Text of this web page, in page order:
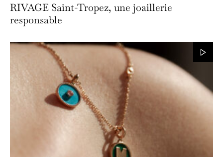
RIVAGE Saint-Tropez, une joaillerie
responsable